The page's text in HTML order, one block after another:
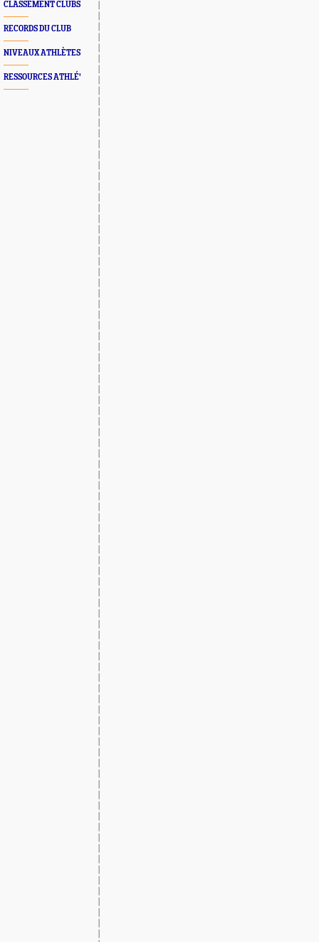
CLASSEMENT CLUBS
RECORDS DU CLUB
NIVEAUX ATHLÈTES
RESSOURCES ATHLÉ'